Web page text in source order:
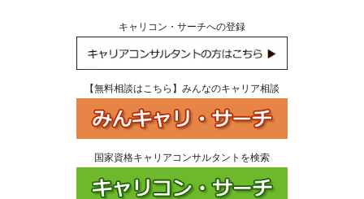
キャリコン・サーチへの登録
【無料相談はこちら】みんなのキャリア相談
国家資格キャリアコンサルタントを検索